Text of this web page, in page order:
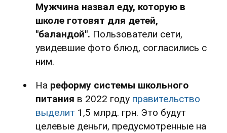
Мужчина назвал еду, которую в
школе готовят для детей,
"баландой". Пользователи сети,
увидевшие фото блюд, согласились с
ним.
На реформу системы школьного
питания в 2022 году правительство
выделит 1,5 млрд. грн. Это будут
целевые деньги, предусмотренные на